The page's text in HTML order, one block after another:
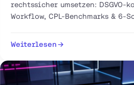
rechtssicher umsetzen: DSGVO-
Workflow, CPL-Benchmarks & 6-
Weiterlesen